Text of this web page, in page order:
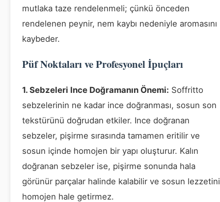
mutlaka taze rendelenmeli; çünkü önceden
rendelenen peynir, nem kaybı nedeniyle aromasını
kaybeder.
Püf Noktaları ve Profesyonel İpuçları
1. Sebzeleri Ince Doğramanın Önemi: Soffritto
sebzelerinin ne kadar ince doğranması, sosun son
tekstürünü doğrudan etkiler. Ince doğranan
sebzeler, pişirme sırasında tamamen eritilir ve
sosun içinde homojen bir yapı oluşturur. Kalın
doğranan sebzeler ise, pişirme sonunda hala
görünür parçalar halinde kalabilir ve sosun lezzetini
homojen hale getirmez.